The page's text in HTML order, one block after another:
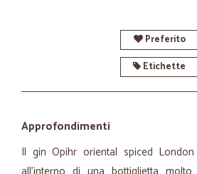
Preferito
Etichette
Approfondimenti
Il gin Opihr oriental spiced